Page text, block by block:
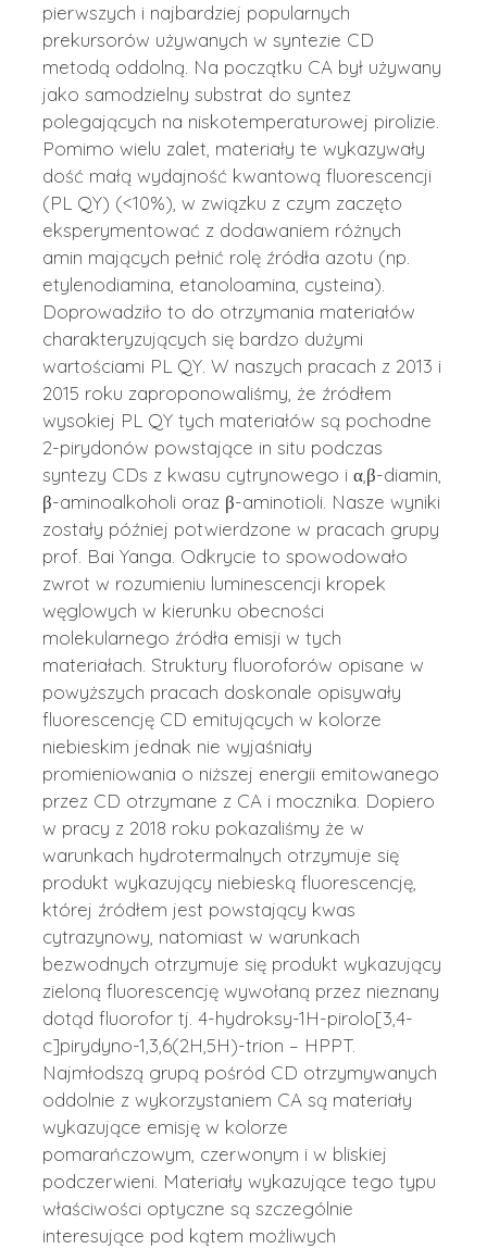
pierwszych i najbardziej popularnych
prekursorów używanych w syntezie CD
metodą oddolną. Na początku CA był używany
jako samodzielny substrat do syntez
polegających na niskotemperaturowej pirolizie.
Pomimo wielu zalet, materiały te wykazywały
dość małą wydajność kwantową fluorescencji
(PL QY) (<10%), w związku z czym zaczęto
eksperymentować z dodawaniem różnych
amin mających pełnić rolę źródła azotu (np.
etylenodiamina, etanoloamina, cysteina).
Doprowadziło to do otrzymania materiałów
charakteryzujących się bardzo dużymi
wartościami PL QY. W naszych pracach z 2013 i
2015 roku zaproponowaliśmy, że źródłem
wysokiej PL QY tych materiałów są pochodne
2-pirydonów powstające in situ podczas
syntezy CDs z kwasu cytrynowego i α,β-diamin,
β-aminoalkoholi oraz β-aminotioli. Nasze wyniki
zostały później potwierdzone w pracach grupy
prof. Bai Yanga. Odkrycie to spowodowało
zwrot w rozumieniu luminescencji kropek
węglowych w kierunku obecności
molekularnego źródła emisji w tych
materiałach. Struktury fluoroforów opisane w
powyższych pracach doskonale opisywały
fluorescencję CD emitujących w kolorze
niebieskim jednak nie wyjaśniały
promieniowania o niższej energii emitowanego
przez CD otrzymane z CA i mocznika. Dopiero
w pracy z 2018 roku pokazaliśmy że w
warunkach hydrotermalnych otrzymuje się
produkt wykazujący niebieską fluorescencję,
której źródłem jest powstający kwas
cytrazynowy, natomiast w warunkach
bezwodnych otrzymuje się produkt wykazujący
zieloną fluorescencję wywołaną przez nieznany
dotąd fluorofor tj. 4-hydroksy-1H-pirolo[3,4-
c]pirydyno-1,3,6(2H,5H)-trion – HPPT.
Najmłodszą grupą pośród CD otrzymywanych
oddolnie z wykorzystaniem CA są materiały
wykazujące emisję w kolorze
pomarańczowym, czerwonym i w bliskiej
podczerwieni. Materiały wykazujące tego typu
właściwości optyczne są szczególnie
interesujące pod kątem możliwych